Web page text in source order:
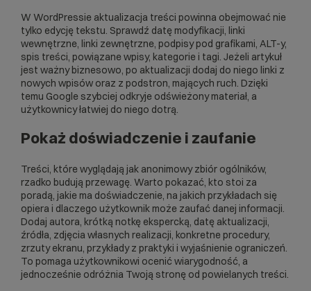
W WordPressie aktualizacja treści powinna obejmować nie
tylko edycję tekstu. Sprawdź datę modyfikacji, linki
wewnętrzne, linki zewnętrzne, podpisy pod grafikami, ALT-y,
spis treści, powiązane wpisy, kategorie i tagi. Jeżeli artykuł
jest ważny biznesowo, po aktualizacji dodaj do niego linki z
nowych wpisów oraz z podstron, mających ruch. Dzięki
temu Google szybciej odkryje odświeżony materiał, a
użytkownicy łatwiej do niego dotrą.
Pokaż doświadczenie i zaufanie
Treści, które wyglądają jak anonimowy zbiór ogólników,
rzadko budują przewagę. Warto pokazać, kto stoi za
poradą, jakie ma doświadczenie, na jakich przykładach się
opiera i dlaczego użytkownik może zaufać danej informacji.
Dodaj autora, krótką notkę ekspercką, datę aktualizacji,
źródła, zdjęcia własnych realizacji, konkretne procedury,
zrzuty ekranu, przykłady z praktyki i wyjaśnienie ograniczeń.
To pomaga użytkownikowi ocenić wiarygodność, a
jednocześnie odróżnia Twoją stronę od powielanych treści.